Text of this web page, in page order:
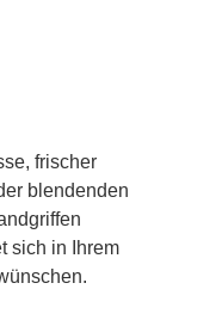
frischer
blendenden
sich in Ihrem